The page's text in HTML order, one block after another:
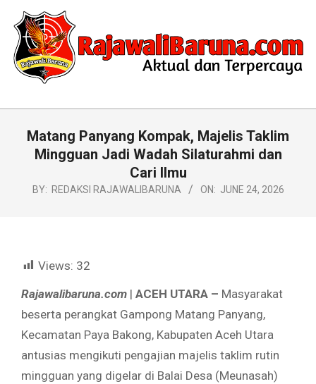
content
Primary
Matang Panyang Kompak, Majelis Taklim
Mingguan Jadi Wadah Silaturahmi dan
Cari Ilmu
BY: REDAKSI RAJAWALIBARUNA ON: JUNE 24, 2026
Views: 32
Rajawalibaruna.com | ACEH UTARA – Masyarakat
beserta perangkat Gampong Matang Panyang,
Kecamatan Paya Bakong, Kabupaten Aceh Utara
antusias mengikuti pengajian majelis taklim rutin
mingguan yang digelar di Balai Desa (Meunasah)